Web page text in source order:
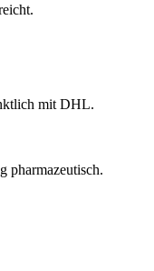
mit DHL.
pharmazeutisch.